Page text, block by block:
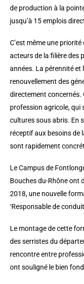
de production à la
jusqu’à 15 emplois
C’est même une
acteurs de la filière des
années. La pérennité
renouvellement des
directement concernés.
profession agricole, qui
cultures sous abris. En
réceptif aux besoins de
sont rapidement
Le Campus de
Bouches du-Rhône ont
2018, une nouvelle
‘Responsable de
Le montage de cette
des serristes du
rencontre entre
ont souligné le bien